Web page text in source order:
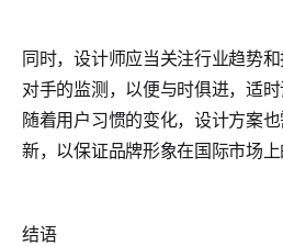
同时，设计师应当关注行业趋势
对手的监测，以便与时俱进，适时
随着用户习惯的变化，设计方案
新，以保证品牌形象在国际市场上
结语